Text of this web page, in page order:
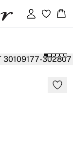
Logg inn